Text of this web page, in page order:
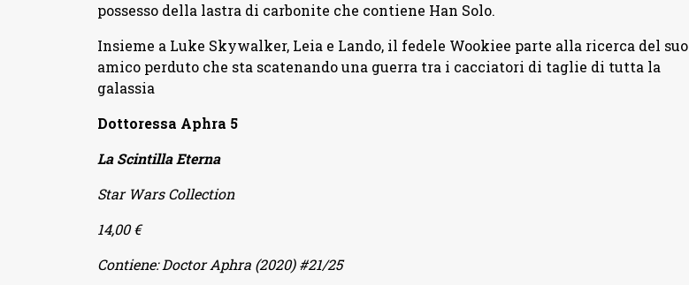
possesso della lastra di carbonite che contiene Han Solo.
Insieme a Luke Skywalker, Leia e Lando, il fedele Wookiee parte alla ricerca del suo
amico perduto che sta scatenando una guerra tra i cacciatori di taglie di tutta la
galassia
Dottoressa Aphra 5
La Scintilla Eterna
Star Wars Collection
14,00 €
Contiene: Doctor Aphra (2020) #21/25